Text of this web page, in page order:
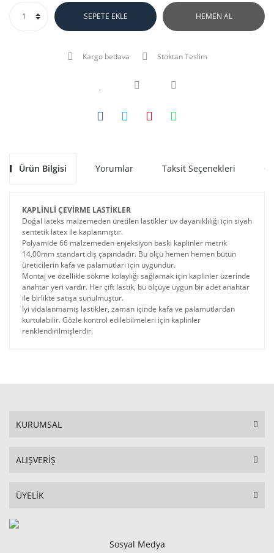
SEPETE EKLE HEMEN AL
Kargo bedava Stoktan Teslim
Ürün Bilgisi Yorumlar Taksit Seçenekleri
KAPLİNLİ ÇEVİRME LASTİKLER
Doğal lateks malzemeden üretilen lastikler uv dayanıklılığı için siyah
sentetik latex ile kaplanmıştır.
Polyamide 66 malzemeden enjeksiyon baskı kaplinler metrik
14,00mm standart diş çapındadır. Bu ölçü hemen hemen bütün
üreticilerin kafa ve palamutları için uygundur.
Montaj ve özellikle sökme kolaylığı sağlamak için kaplinler üzerinde
anahtar yeri vardır. Her çift lastik, bu ölçüye uygun bir adet anahtar
ile birlikte satışa sunulmuştur.
İyi vidalanmamış lastikler, zaman içinde kafa ve palamutlardan
kurtulabilir. Gözle kontrol edilebilmeleri için kaplinler
renklendirilmişlerdir.
KURUMSAL
ALIŞVERİŞ
ÜYELİK
Sosyal Medya